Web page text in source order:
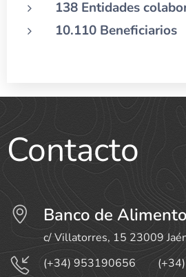
138 Entidades
10.110 Beneficiarios
Contacto
Banco de
c/ Villatorres, 15 23009
(+34) 953190656 (+34)